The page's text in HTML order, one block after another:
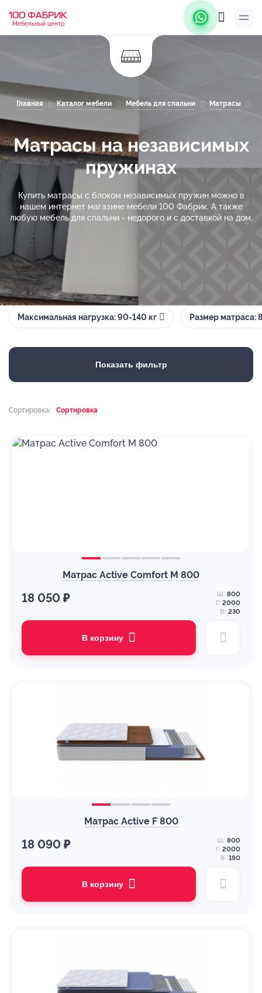
Мебельный центр
Главная Каталог мебели Мебель для спальни Матрасы
Матрасы на независимых
пружинах
Купить матрасы с блоком независимых пружин можно в
нашем интернет магазине мебели 100 Фабрик. А также
любую мебель для спальни - недорого и с доставкой на дом.
Максимальная нагрузка: 90-140 кг Размер матраса:
Показать фильтр
Сортировка: Сортировка
Матрас Active Comfort M 800
18 050 ₽ Ш: 800
Г: 2000
В: 230
В корзину
Матрас Active F 800
18 090 ₽ Ш: 800
Г: 2000
В: 190
В корзину